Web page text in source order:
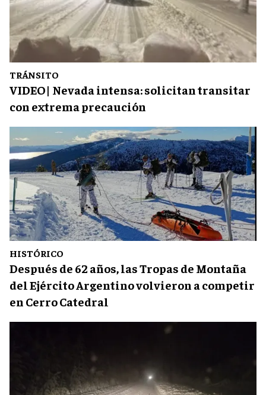
TRÁNSITO
VIDEO| Nevada intensa: solicitan transitar
con extrema precaución
HISTÓRICO
Después de 62 años, las Tropas de Montaña
del Ejército Argentino volvieron a competir
en Cerro Catedral